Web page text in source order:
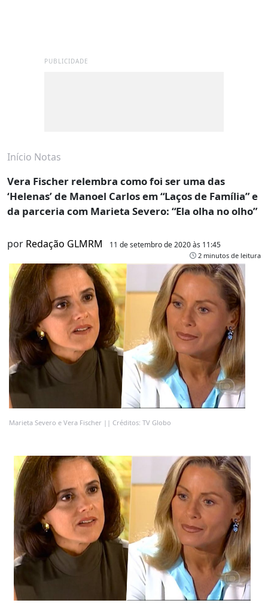
PUBLICIDADE
Início Notas
Vera Fischer relembra como foi ser uma das
‘Helenas’ de Manoel Carlos em “Laços de Família” e
da parceria com Marieta Severo: “Ela olha no olho”
por Redação GLMRM 11 de setembro de 2020 às 11:45
2 minutos de leitura
Marieta Severo e Vera Fischer || Créditos: TV Globo